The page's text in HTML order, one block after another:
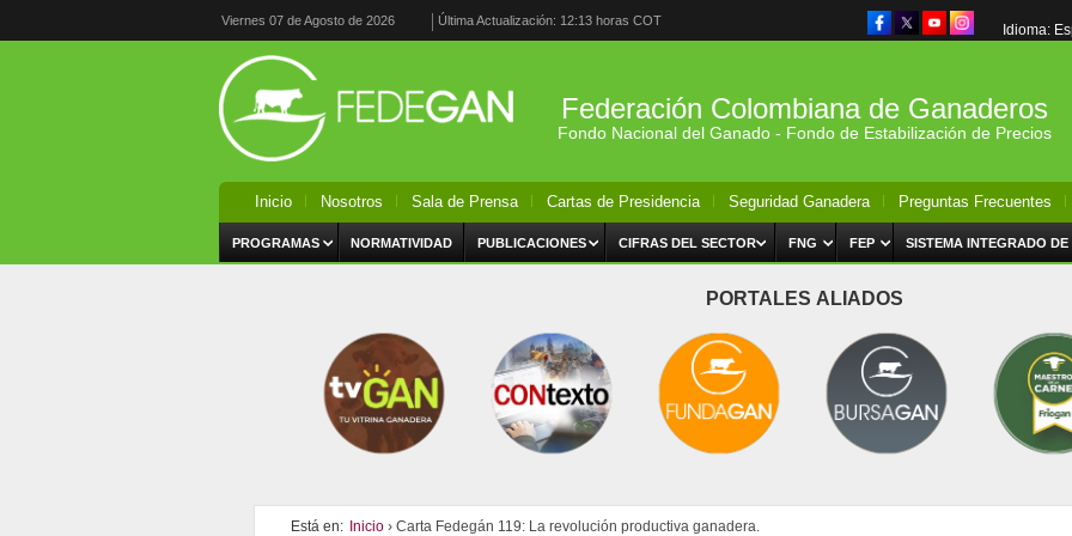
Viernes 07 de Agosto de 2026 Última Actualización: 12:13 horas COT
Idioma:
Federación Colombiana de Ganaderos
Fondo Nacional del Ganado - Fondo de Estabilización de Precios
Inicio Nosotros Sala de Prensa Cartas de Presidencia Seguridad Ganadera Preguntas Frecuentes
PROGRAMAS NORMATIVIDAD PUBLICACIONES CIFRAS DEL SECTOR FNG FEP SISTEMA INTEGRADO DE
PORTALES ALIADOS
Está en: Inicio › Carta Fedegán 119: La revolución productiva ganadera.